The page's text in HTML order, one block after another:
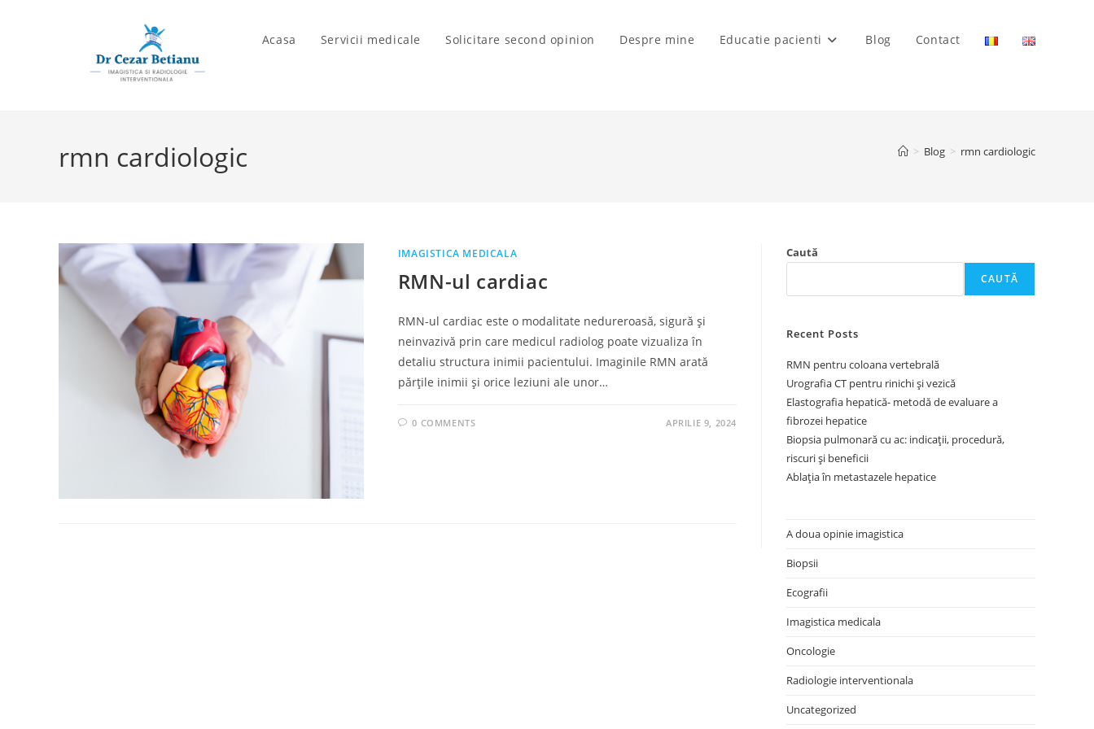
Acasa Servicii medicale Solicitare second opinion Despre mine Educatie pacienti Blog Contact
rmn cardiologic > Blog > rmn cardiologic
IMAGISTICA MEDICALA
RMN-ul cardiac
RMN-ul cardiac este o modalitate nedureroasă, sigură și
neinvazivă prin care medicul radiolog poate vizualiza în
detaliu structura inimii pacientului. Imaginile RMN arată
părțile inimii și orice leziuni ale unor…
0 COMMENTS APRILIE 9, 2024
Caută
CAUTĂ
Recent Posts
RMN pentru coloana vertebrală
Urografia CT pentru rinichi și vezică
Elastografia hepatică- metodă de evaluare a
fibrozei hepatice
Biopsia pulmonară cu ac: indicații, procedură,
riscuri și beneficii
Ablația în metastazele hepatice
A doua opinie imagistica
Biopsii
Ecografii
Imagistica medicala
Oncologie
Radiologie interventionala
Uncategorized